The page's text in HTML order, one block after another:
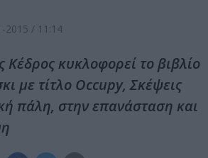
2015 / 11:14
Κέδρος κυκλοφορεί το βιβλίο
με τίτλο Occupy, Σκέψεις
πάλη, στην επανάσταση και